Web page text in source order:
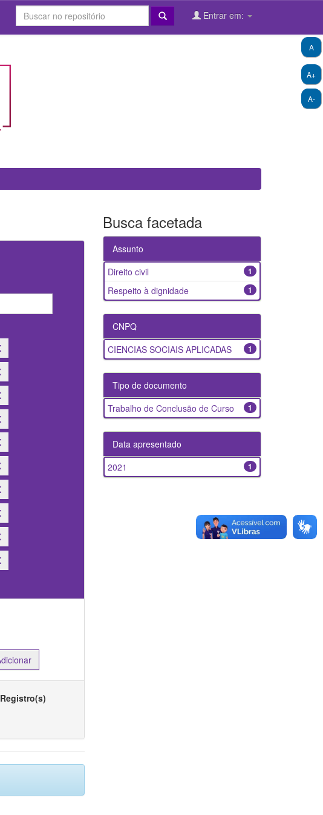
Entrar em:
A+
A-
A
Registro(s)
Busca facetada
Assunto
1
Direito civil
1
Respeito à dignidade
CNPQ
1
CIENCIAS SOCIAIS APLICADAS
Tipo de documento
1
Trabalho de Conclusão de Curso
Data apresentado
1
2021